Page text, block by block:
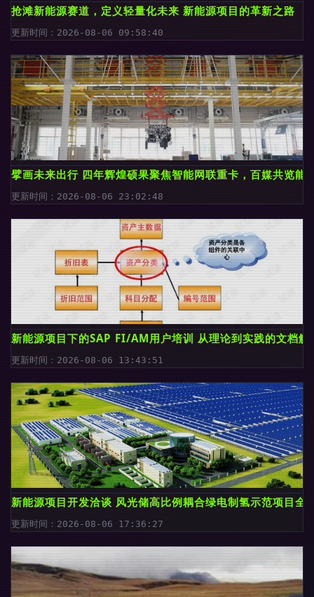
抢滩新能源赛道，定义轻量化未来 新能源项目的革新之路
更新时间：2026-08-06 09:58:40
擘画未来出行 四年辉煌硕果聚焦智能网联重卡，百媒共览能
更新时间：2026-08-06 23:02:48
新能源项目下的SAP FI/AM用户培训 从理论到实践的文档解
更新时间：2026-08-06 13:43:51
新能源项目开发洽谈 风光储高比例耦合绿电制氢示范项目全
更新时间：2026-08-06 17:36:27